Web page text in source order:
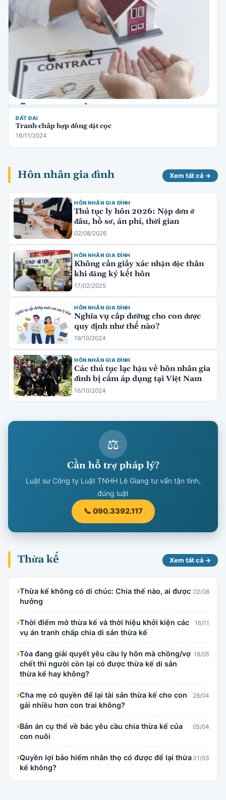
ĐẤT ĐAI
Tranh chấp hợp đồng đặt cọc
16/11/2024
Hôn nhân gia đình Xem tất cả →
HÔN NHÂN GIA ĐÌNH
Thủ tục ly hôn 2026: Nộp đơn ở
đâu, hồ sơ, án phí, thời gian
02/08/2026
HÔN NHÂN GIA ĐÌNH
Không cần giấy xác nhận độc thân
khi đăng ký kết hôn
17/02/2025
HÔN NHÂN GIA ĐÌNH
Nghĩa vụ cấp dưỡng cho con được
quy định như thế nào?
19/10/2024
HÔN NHÂN GIA ĐÌNH
Các thủ tục lạc hậu về hôn nhân gia
đình bị cấm áp dụng tại Việt Nam
16/10/2024
⚖
Cần hỗ trợ pháp lý?
Luật sư Công ty Luật TNHH Lê Giang tư vấn tận tình,
đúng luật
📞 090.3392.117
Thừa kế Xem tất cả →
›Thừa kế không có di chúc: Chia thế nào, ai được
hưởng
02/08
›Thời điểm mở thừa kế và thời hiệu khởi kiện các
vụ án tranh chấp chia di sản thừa kế
16/11
›Tòa đang giải quyết yêu cầu ly hôn mà chồng/vợ
chết thì người còn lại có được thừa kế di sản
thừa kế hay không?
18/05
›Cha mẹ có quyền để lại tài sản thừa kế cho con
gái nhiều hơn con trai không?
28/04
›Bản án cụ thể về bác yêu cầu chia thừa kế của
con nuôi
05/04
›Quyền lợi bảo hiểm nhân thọ có được để lại thừa
kế không?
31/03